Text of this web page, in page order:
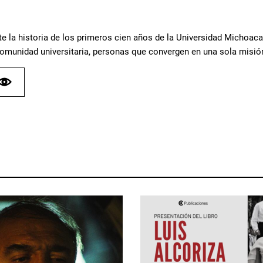
la historia de los primeros cien años de la Universidad
universitaria, personas que convergen en una sola